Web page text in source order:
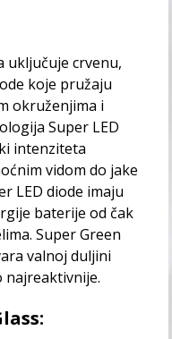
uključuje crvenu,
koje pružaju
okruženjima i
Super LED
intenziteta
vidom do jake
LED diode imaju
baterije od čak
Super Green
valnoj duljini
najreaktivnije.